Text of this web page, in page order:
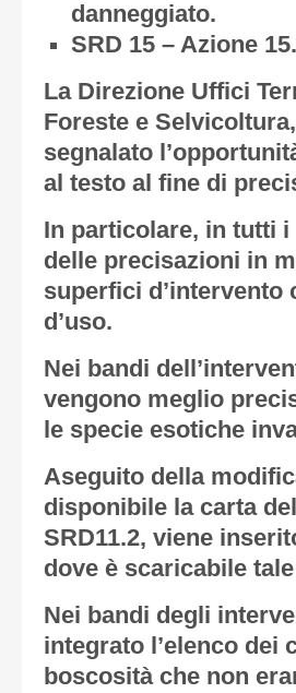
danneggiato.
SRD 15 – Azione
La Direzione Uffici
Foreste e
segnalato
al testo al fine di
In particolare, in tutti
delle precisazioni in
superfici
d’uso.
Nei bandi
vengono meglio
le specie esotiche
Aseguito della
disponibile la carta
SRD11.2, viene
dove è scaricabile
Nei bandi degli
integrato l’elenco dei
boscosità che non